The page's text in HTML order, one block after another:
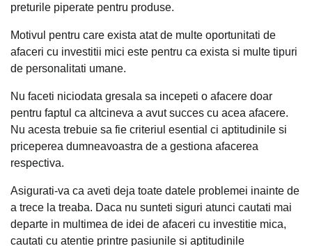
preturile piperate pentru produse.
Motivul pentru care exista atat de multe oportunitati de
afaceri cu investitii mici este pentru ca exista si multe tipuri
de personalitati umane.
Nu faceti niciodata gresala sa incepeti o afacere doar
pentru faptul ca altcineva a avut succes cu acea afacere.
Nu acesta trebuie sa fie criteriul esential ci aptitudinile si
priceperea dumneavoastra de a gestiona afacerea
respectiva.
Asigurati-va ca aveti deja toate datele problemei inainte de
a trece la treaba. Daca nu sunteti siguri atunci cautati mai
departe in multimea de idei de afaceri cu investitie mica,
cautati cu atentie printre pasiunile si aptitudinile